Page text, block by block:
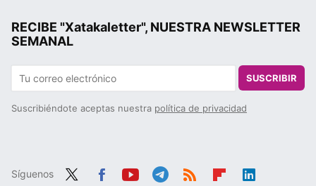
RECIBE "Xatakaletter", NUESTRA NEWSLETTER
SEMANAL
SUSCRIBIR
Suscribiéndote aceptas nuestra política de privacidad
Síguenos